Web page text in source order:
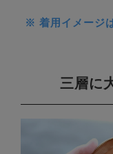
※ 着用イメージ
三層に